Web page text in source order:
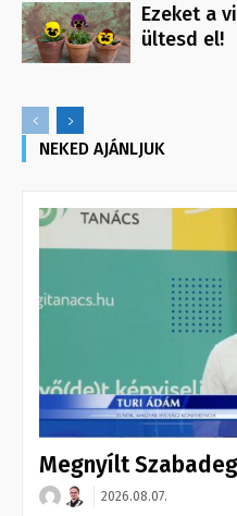
Ezeket a
ültesd el!
NEKED AJÁNLJUK
Megnyílt
2026.08.07.